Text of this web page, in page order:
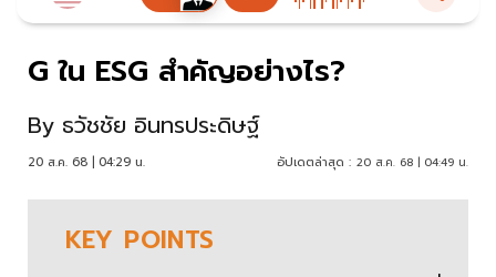
G ใน ESG สำคัญอย่างไร?
By ธวัชชัย อินทรประดิษฐ์
20 ส.ค. 68 | 04:29 น. อัปเดตล่าสุด : 20 ส.ค. 68 | 04:49 น.
KEY POINTS